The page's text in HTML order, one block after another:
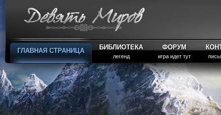
ГЛАВНАЯ СТРАНИЦА БИБЛИОТЕКА
легенд
ФОРУМ
игра идет тут